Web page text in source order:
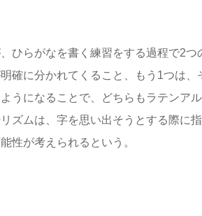
ひらがなを書く練習をする過程で2
確に分かれてくること、もう1つは
うになることで、どちらもラテンア
ズムは、字を思い出そうとする際に
性が考えられるという。